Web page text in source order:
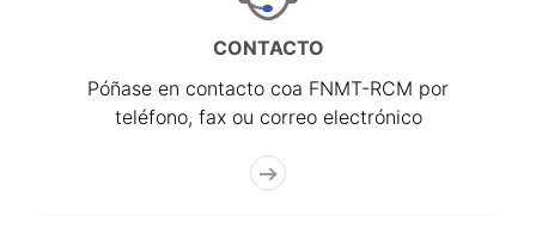
CONTACTO
Póñase en contacto coa FNMT-RCM por
teléfono, fax ou correo electrónico